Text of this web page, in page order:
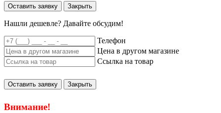
Оставить заявку Закрыть
Нашли дешевле? Давайте обсудим!
Телефон
Цена в другом магазине
Ссылка на товар
Оставить заявку Закрыть
Внимание!